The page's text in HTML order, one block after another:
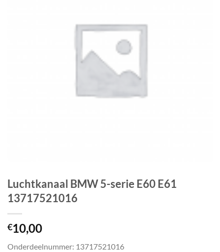
Luchtkanaal BMW 5-serie E60 E61
13717521016
€10,00
Onderdeelnummer: 13717521016